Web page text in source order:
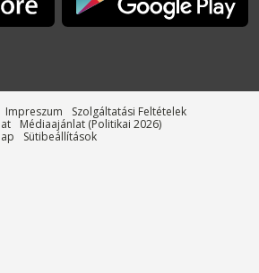
Impreszum
Szolgáltatási Feltételek
Médiaajánlat (Politikai 2026)
Sütibeállítások